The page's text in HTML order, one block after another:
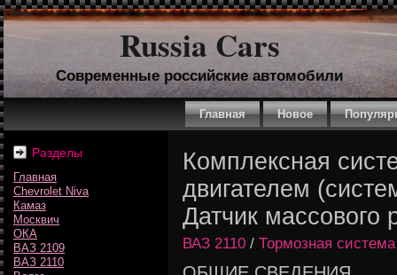
Russia Cars
Современные российские автомобили
Главная Новое
Разделы
Главная
Chevrolet Niva
Камаз
Москвич
ОКА
ВАЗ 2109
ВАЗ 2110
Комплексная
двигателем
Датчик массового
ВАЗ 2110 / Тормозная система